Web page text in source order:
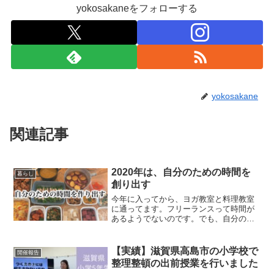
yokosakaneをフォローする
yokosakane
関連記事
暮らし
2020年は、自分のための時間を
創り出す
今年に入ってから、ヨガ教室と料理教室
に通ってます。フリーランスって時間が
あるようでないのです。でも、自分のた
開催報告
【実績】滋賀県高島市の小学校で
整理整頓の出前授業を行いました